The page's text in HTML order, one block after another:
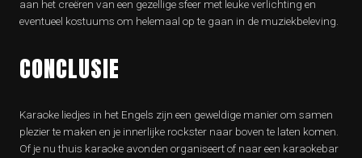
aan het creëren van een gezellige sfeer met leuke verlichting en
eventueel kostuums om helemaal op te gaan in de muziekbeleving.
CONCLUSIE
Karaoke liedjes in het Engels zijn een geweldige manier om samen
plezier te maken en je innerlijke rockster naar boven te laten komen.
Of je nu thuis karaoke avonden organiseert of naar een karaokebar